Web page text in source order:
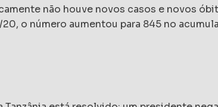
não houve novos casos e novos
o número aumentou para 845 no